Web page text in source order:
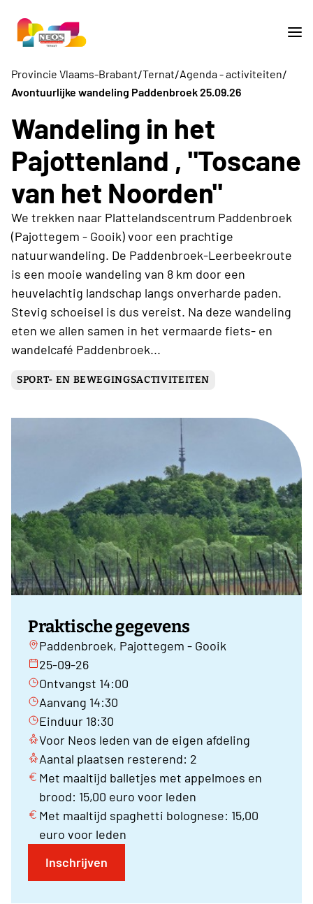
Provincie Vlaams-Brabant/Ternat/Agenda - activiteiten/
Avontuurlijke wandeling Paddenbroek 25.09.26
Wandeling in het
Pajottenland , "Toscane
van het Noorden"
We trekken naar Plattelandscentrum Paddenbroek
(Pajottegem - Gooik) voor een prachtige
natuurwandeling. De Paddenbroek-Leerbeekroute
is een mooie wandeling van 8 km door een
heuvelachtig landschap langs onverharde paden.
Stevig schoeisel is dus vereist. Na deze wandeling
eten we allen samen in het vermaarde fiets- en
wandelcafé Paddenbroek...
SPORT- EN BEWEGINGSACTIVITEITEN
Praktische gegevens
Paddenbroek, Pajottegem - Gooik
25-09-26
Ontvangst 14:00
Aanvang 14:30
Einduur 18:30
Voor Neos leden van de eigen afdeling
Aantal plaatsen resterend: 2
Met maaltijd balletjes met appelmoes en
brood: 15,00 euro voor leden
Met maaltijd spaghetti bolognese: 15,00
euro voor leden
Inschrijven